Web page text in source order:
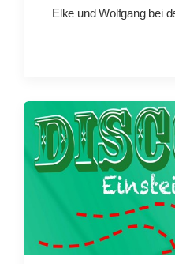
Elke und Wolfgang bei